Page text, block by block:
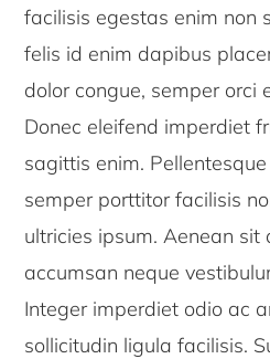
facilisis egestas enim non
felis id enim dapibus
dolor congue, semper orci
Donec eleifend imperdiet
sagittis enim.
semper porttitor facilisis
ultricies ipsum. Aenean
accumsan neque
Integer imperdiet odio ac
sollicitudin ligula facilisis.